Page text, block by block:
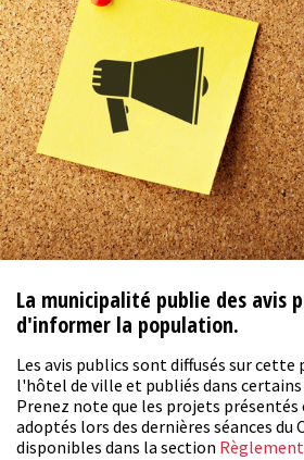
La municipalité publie des avis
d'informer la population.
Les avis publics sont diffusés sur cette
l'hôtel de ville et publiés dans certains
Prenez note que les projets
adoptés lors des dernières séances du
disponibles dans la section